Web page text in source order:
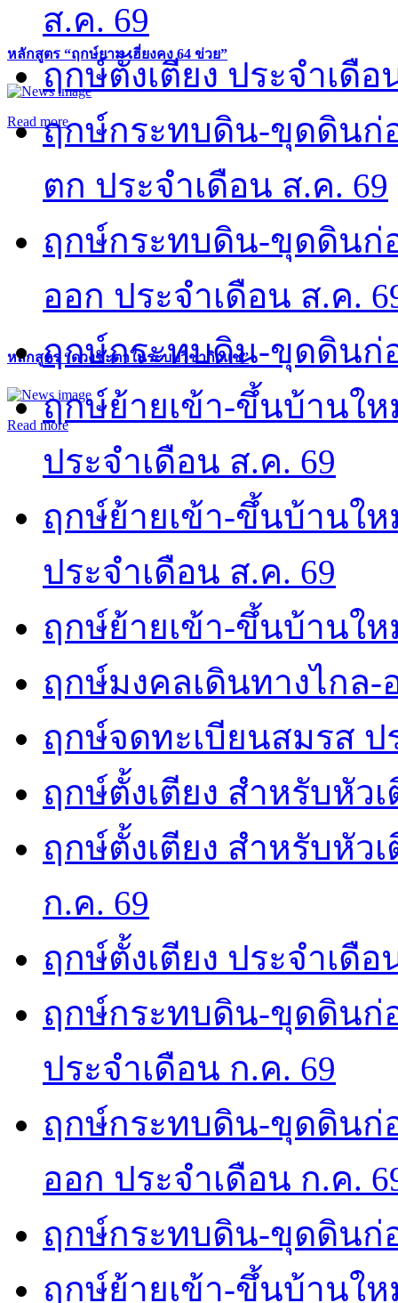
หลักสูตร “ฤกษ์ยาม เฮี่ยงคง 64 ข่วย”
Read more
หลักสูตร “ดวงชะตาในระบบวิชากิวแช”
Read more
ส.ค. 69
ฤกษ์ตั้งเตียง ประจำเดือ
ฤกษ์กระทบดิน-ขุดดินก่
ตก ประจำเดือน ส.ค. 69
ฤกษ์กระทบดิน-ขุดดินก่
ออก ประจำเดือน ส.ค.
ฤกษ์กระทบดิน-ขุดดินก่
ฤกษ์ย้ายเข้า-ขึ้นบ้านใ
ประจำเดือน ส.ค. 69
ฤกษ์ย้ายเข้า-ขึ้นบ้านใ
ประจำเดือน ส.ค. 69
ฤกษ์ย้ายเข้า-ขึ้นบ้านให
ฤกษ์มงคลเดินทางไกล-
ฤกษ์จดทะเบียนสมรส ป
ฤกษ์ตั้งเตียง สำหรับหัว
ฤกษ์ตั้งเตียง สำหรับหัว
ก.ค. 69
ฤกษ์ตั้งเตียง ประจำเดือ
ฤกษ์กระทบดิน-ขุดดินก่
ประจำเดือน ก.ค. 69
ฤกษ์กระทบดิน-ขุดดินก่
ออก ประจำเดือน ก.ค.
ฤกษ์กระทบดิน-ขุดดินก่
ฤกษ์ย้ายเข้า-ขึ้นบ้านใ